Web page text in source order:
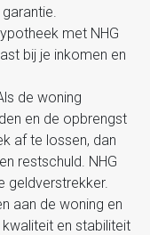
met NHG
bij je inkomen en
de woning
en de opbrengst
af te lossen, dan
restschuld. NHG
geldverstrekker.
aan de woning en
en stabiliteit